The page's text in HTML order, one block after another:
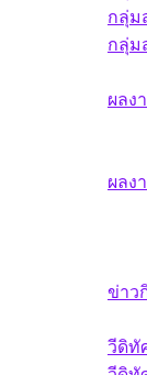
กลุ่ม
กลุ่ม
ผลง
ผลง
ข่าว
วีดิทั